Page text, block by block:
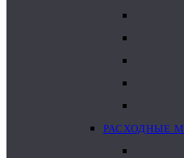
РАСХОДНЫЕ